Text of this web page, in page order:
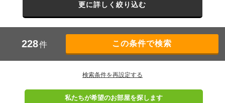
更に詳しく絞り込む
228件
検索条件を再設定する
私たちが希望のお部屋を探します